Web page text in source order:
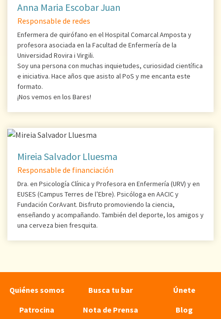
Anna Maria Escobar Juan
Responsable de redes
Enfermera de quirófano en el Hospital Comarcal Amposta y
profesora asociada en la Facultad de Enfermería de la
Universidad Rovira i Virgili.
Soy una persona con muchas inquietudes, curiosidad científica
e iniciativa. Hace años que asisto al PoS y me encanta este
formato.
¡Nos vemos en los Bares!
Mireia Salvador Lluesma
Responsable de financiación
Dra. en Psicología Clínica y Profesora en Enfermería (URV) y en
EUSES (Campus Terres de l’Ebre). Psicóloga en AACIC y
Fundación CorAvant. Disfruto promoviendo la ciencia,
enseñando y acompañando. También del deporte, los amigos y
una cerveza bien fresquita.
Quiénes somos Busca tu bar
Únete
Patrocina
Nota de Prensa
Blog